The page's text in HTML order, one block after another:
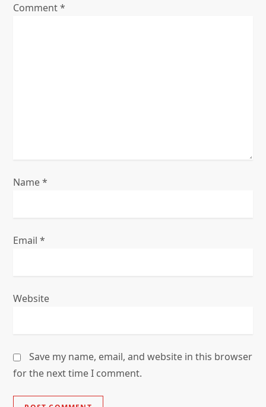
a
Comment*
Name*
Email*
Website
Save my name, email, and website in this browser
for the next time I comment.